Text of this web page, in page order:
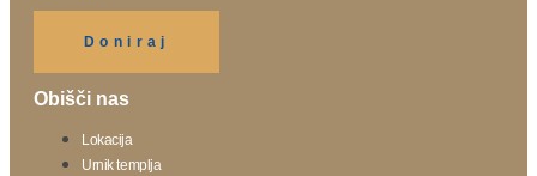
Doniraj
Obišči nas
Lokacija
Urnik templja